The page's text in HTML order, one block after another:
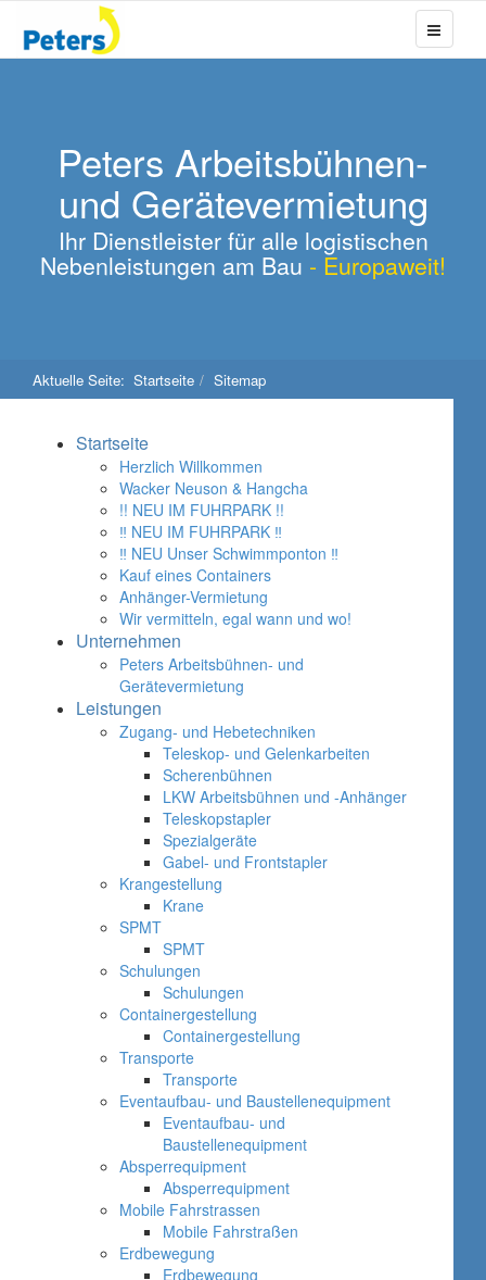
Peters Arbeitsbühnen-
und Gerätevermietung
Ihr Dienstleister für alle logistischen
Nebenleistungen am Bau - Europaweit!
Aktuelle Seite: Startseite Sitemap
Startseite
Herzlich Willkommen
Wacker Neuson & Hangcha
!! NEU IM FUHRPARK !!
‼ NEU IM FUHRPARK ‼
‼ NEU Unser Schwimmponton ‼
Kauf eines Containers
Anhänger-Vermietung
Wir vermitteln, egal wann und wo!
Unternehmen
Peters Arbeitsbühnen- und
Gerätevermietung
Leistungen
Zugang- und Hebetechniken
Teleskop- und Gelenkarbeiten
Scherenbühnen
LKW Arbeitsbühnen und -Anhänger
Teleskopstapler
Spezialgeräte
Gabel- und Frontstapler
Krangestellung
Krane
SPMT
SPMT
Schulungen
Schulungen
Containergestellung
Containergestellung
Transporte
Transporte
Eventaufbau- und Baustellenequipment
Eventaufbau- und
Baustellenequipment
Absperrequipment
Absperrequipment
Mobile Fahrstrassen
Mobile Fahrstraßen
Erdbewegung
Erdbewegung